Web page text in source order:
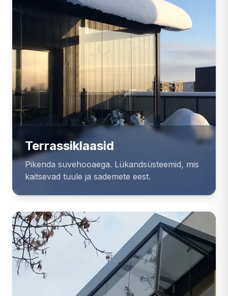
Terrassiklaasid
Pikenda suvehooaega. Lükandsüsteemid, mis
kaitsevad tuule ja sademete eest.